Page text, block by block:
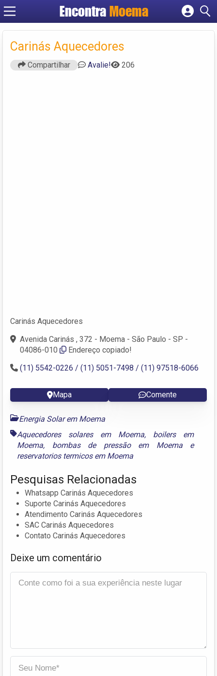
Encontra Moema
Criar conta
Carinás Aquecedores
Compartilhar Avalie! 206
Carinás Aquecedores
Avenida Carinás , 372 - Moema - São Paulo - SP -
04086-010
Endereço copiado!
(11) 5542-0226 / (11) 5051-7498 / (11) 97518-6066
Mapa Comente
Energia Solar em Moema
Aquecedores solares em Moema, boilers em
Moema, bombas de pressão em Moemae
reservatorios termicos em Moema
Pesquisas Relacionadas
Whatsapp Carinás Aquecedores
Suporte Carinás Aquecedores
Atendimento Carinás Aquecedores
SAC Carinás Aquecedores
Contato Carinás Aquecedores
Deixe um comentário